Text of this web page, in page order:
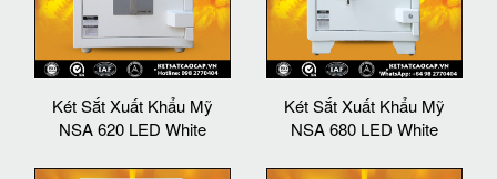
Két Sắt Xuất Khẩu Mỹ
NSA 620 LED White
Két Sắt Xuất Khẩu Mỹ
NSA 680 LED White